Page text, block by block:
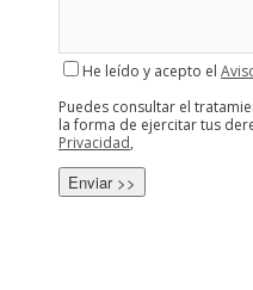
He leído y acepto el
Puedes consultar el
la forma de ejercitar tus
Privacidad,